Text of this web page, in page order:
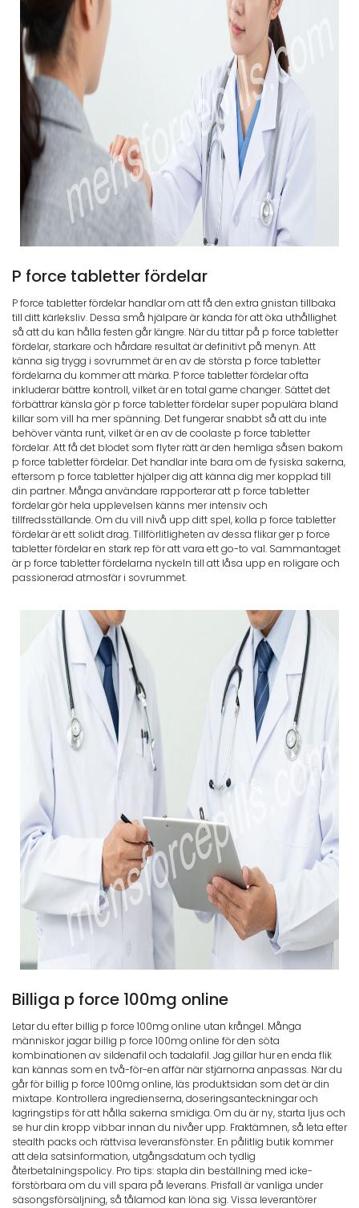
P force tabletter fördelar
P force tabletter fördelar handlar om att få den extra gnistan tillbaka
till ditt kärleksliv. Dessa små hjälpare är kända för att öka uthållighet
så att du kan hålla festen går längre. När du tittar på p force tabletter
fördelar, starkare och hårdare resultat är definitivt på menyn. Att
känna sig trygg i sovrummet är en av de största p force tabletter
fördelarna du kommer att märka. P force tabletter fördelar ofta
inkluderar bättre kontroll, vilket är en total game changer. Sättet det
förbättrar känsla gör p force tabletter fördelar super populära bland
killar som vill ha mer spänning. Det fungerar snabbt så att du inte
behöver vänta runt, vilket är en av de coolaste p force tabletter
fördelar. Att få det blodet som flyter rätt är den hemliga såsen bakom
p force tabletter fördelar. Det handlar inte bara om de fysiska sakerna,
eftersom p force tabletter hjälper dig att känna dig mer kopplad till
din partner. Många användare rapporterar att p force tabletter
fördelar gör hela upplevelsen känns mer intensiv och
tillfredsställande. Om du vill nivå upp ditt spel, kolla p force tabletter
fördelar är ett solidt drag. Tillförlitligheten av dessa flikar ger p force
tabletter fördelar en stark rep för att vara ett go-to val. Sammantaget
är p force tabletter fördelarna nyckeln till att låsa upp en roligare och
passionerad atmosfär i sovrummet.
Billiga p force 100mg online
Letar du efter billig p force 100mg online utan krångel. Många
människor jagar billig p force 100mg online för den söta
kombinationen av sildenafil och tadalafil. Jag gillar hur en enda flik
kan kännas som en två-för-en affär när stjärnorna anpassas. När du
går för billig p force 100mg online, läs produktsidan som det är din
mixtape. Kontrollera ingredienserna, doseringsanteckningar och
lagringstips för att hålla sakerna smidiga. Om du är ny, starta ljus och
se hur din kropp vibbar innan du nivåer upp. Fraktämnen, så leta efter
stealth packs och rättvisa leveransfönster. En pålitlig butik kommer
att dela satsinformation, utgångsdatum och tydlig
återbetalningspolicy. Pro tips: stapla din beställning med icke-
förstörbara om du vill spara på leverans. Prisfall är vanliga under
säsongsförsäljning, så tålamod kan löna sig. Vissa leverantörer